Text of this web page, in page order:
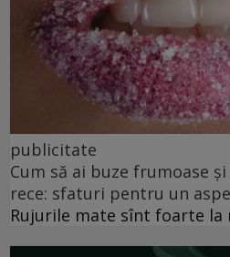
publicitate
Cum să ai buze frumoase
rece: sfaturi pentru un
Rujurile mate sînt foarte la